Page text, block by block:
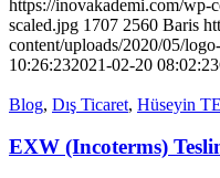
https://inovakademi.com/wp-
scaled.jpg 1707 2560 Baris
content/uploads/2020/05/
10:26:232021-02-20 08:02:23
Blog, Dış Ticaret, Hüseyin
EXW (Incoterms)